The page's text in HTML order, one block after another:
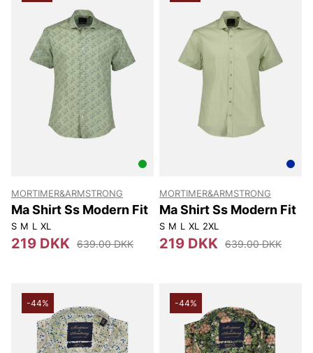
MORTIMER&ARMSTRONG
Ma Shirt Ss Modern Fit
S M L XL
219 DKK 639.00 DKK
MORTIMER&ARMSTRONG
Ma Shirt Ss Modern Fit
S M L XL 2XL
219 DKK 639.00 DKK
-44% -44%